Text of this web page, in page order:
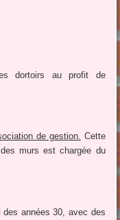
dortoirs au profit de
de gestion. Cette
murs est chargée du
années 30, avec des